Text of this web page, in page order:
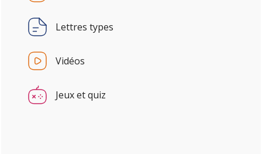
Lettres types
Vidéos
Jeux et quiz